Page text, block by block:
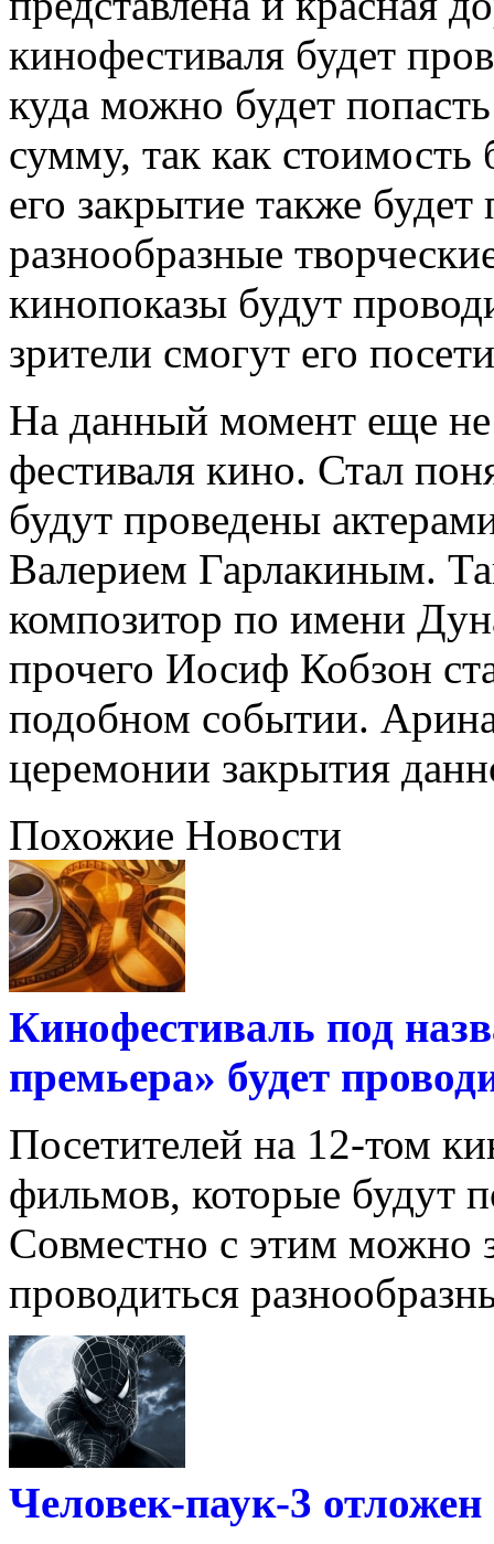
кинофестиваля будет
куда можно будет
сумму, так как
его закрытие также
разнообразные
кинопоказы будут
зрители смогут его
На данный момент еще не
фестиваля кино. Стал
будут проведены
Валерием Гарлакиным.
композитор по имени
прочего Иосиф Кобзон
подобном событии.
церемонии закрытия
Похожие Новости
Кинофестиваль под
премьера» будет
Посетителей на 12-том
фильмов, которые будут
Совместно с этим можно
проводиться
Человек-паук-3 отложен